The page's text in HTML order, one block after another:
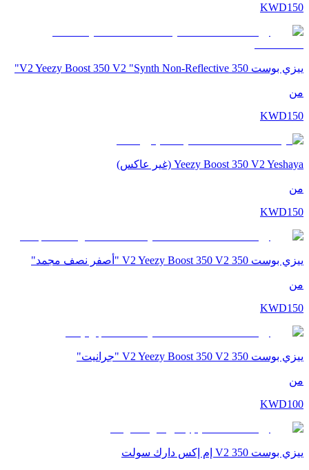
KWD150
ييزي بوست 350 V2 Yeezy Boost 350 V2 "Synth Non-Reflective"
من
KWD150
Yeezy Boost 350 V2 Yeshaya (غير عاكس)
من
KWD150
ييزي بوست 350 V2 Yeezy Boost 350 V2 "أصفر نصف مجمد"
من
KWD150
ييزي بوست 350 V2 Yeezy Boost 350 V2 "جرانيت"
من
KWD100
ييزي بوست 350 V2 إم إكس دارك سولت